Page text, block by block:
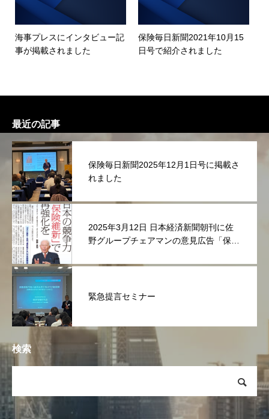
海事プレスにインタビュー記
事が掲載されました
保険毎日新聞2021年10月15
日号で紹介されました
最近の記事
保険毎日新聞2025年12月1日号に掲載さ
れました
2025年3月12日 日本経済新聞朝刊に佐
野グループチェアマンの意見広告「保険
緊急提言セミナー
検索